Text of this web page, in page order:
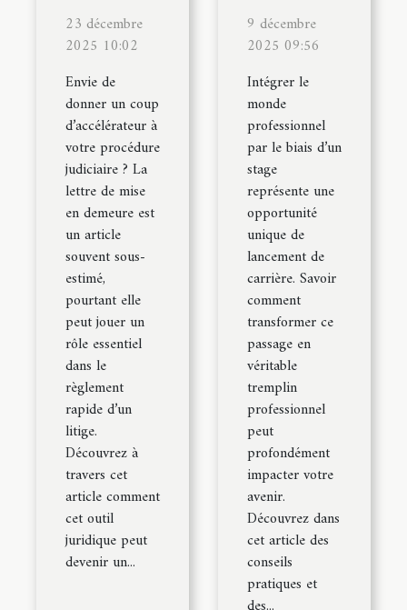
23 décembre
2025 10:02
Envie de
donner un coup
d’accélérateur à
votre procédure
judiciaire ? La
lettre de mise
en demeure est
un article
souvent sous-
estimé,
pourtant elle
peut jouer un
rôle essentiel
dans le
règlement
rapide d’un
litige.
Découvrez à
travers cet
article comment
cet outil
juridique peut
devenir un...
9 décembre
2025 09:56
Intégrer le
monde
professionnel
par le biais d’un
stage
représente une
opportunité
unique de
lancement de
carrière. Savoir
comment
transformer ce
passage en
véritable
tremplin
professionnel
peut
profondément
impacter votre
avenir.
Découvrez dans
cet article des
conseils
pratiques et